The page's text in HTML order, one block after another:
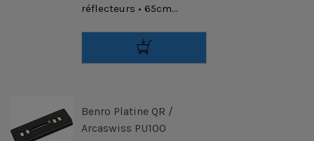
réflecteurs • 65cm...
Benro Platine QR /
Arcaswiss PU100